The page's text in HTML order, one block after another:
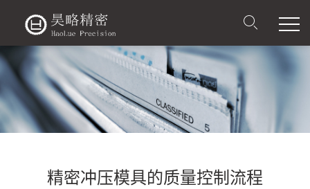
精密冲压模具的质量控制流程